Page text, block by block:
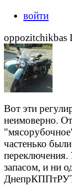
войти
oppozitchikbas
Вот эти
неимоверно.
частенько
запасом, и ни